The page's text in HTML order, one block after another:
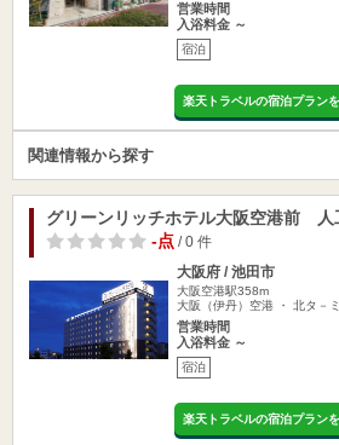
営業時間
入浴料金 ～
宿泊
楽天トラベルの宿泊プラン
関連情報から探す
グリーンリッチホテル大阪空港前 人
-点 / 0 件
大阪府 / 池田市
大阪空港駅358m
大阪（伊丹）空港 ・ 北タ－
営業時間
入浴料金 ～
宿泊
楽天トラベルの宿泊プラン